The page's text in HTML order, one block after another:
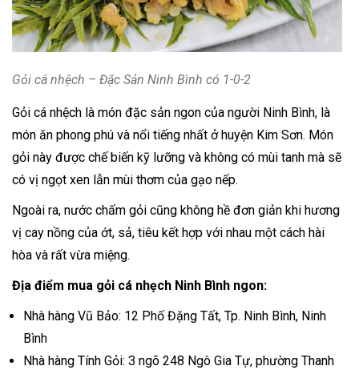
Gỏi cá nhệch – Đặc Sản Ninh Bình có 1-0-2
Gỏi cá nhệch là món đặc sản ngon của người Ninh Bình, là
món ăn phong phú và nổi tiếng nhất ở huyện Kim Sơn. Món
gỏi này được chế biến kỹ lưỡng và không có mùi tanh mà sẽ
có vị ngọt xen lẫn mùi thơm của gạo nếp.
Ngoài ra, nước chấm gỏi cũng không hề đơn giản khi hương
vị cay nồng của ớt, sả, tiêu kết hợp với nhau một cách hài
hòa và rất vừa miệng.
Địa điểm mua gỏi cá nhẹch Ninh Bình ngon:
Nhà hàng Vũ Bảo: 12 Phố Đặng Tất, Tp. Ninh Bình, Ninh
Bình
Nhà hàng Tính Gỏi: 3 ngõ 248 Ngô Gia Tự, phường Thanh